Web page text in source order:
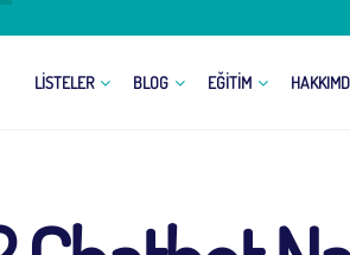
LISTELER BLOG EĞITIM